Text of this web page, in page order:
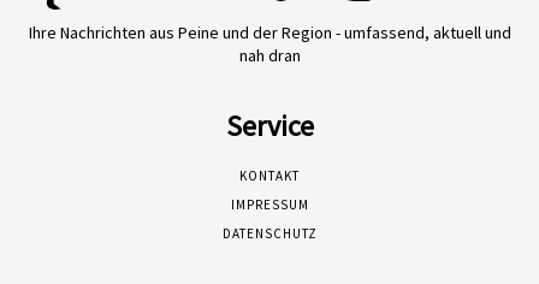
Ihre Nachrichten aus Peine und der Region - umfassend, aktuell und
nah dran
Service
KONTAKT
IMPRESSUM
DATENSCHUTZ